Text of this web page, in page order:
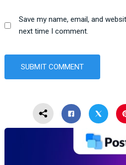
Save my name, email, and
next time I comment.